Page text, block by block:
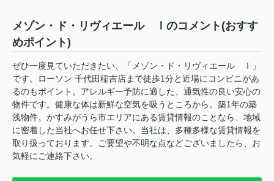
メゾン・ド・リヴィエール Ⅰのコメント(おすす
めポイント)
ぜひ一度見ていただきたい、「メゾン・ド・リヴィエール Ⅰ」
です。ローソン 千代田稲吉店まで徒歩1分と近場にコンビニがあ
るのもポイント。アレルギー予防に適した、通気性の良い安心の
物件です。健康な体は新鮮な空気を吸うところから。築1年の築
浅物件。かすみがうら市エリアにある賃貸情報のことなら、地域
に密着した当社へお任せ下さい。当社は、多種多様な賃貸情報を
取り扱っております。ご要望や不明な点などございましたら、お
気軽にご連絡下さい。